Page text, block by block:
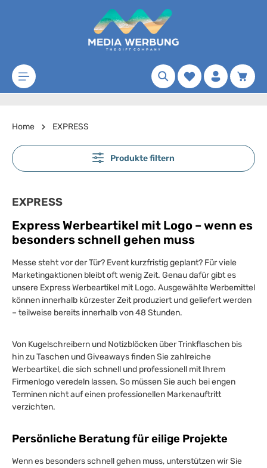
Zum Hauptinhalt springen
Merkzettel
Home EXPRESS
Produkte filtern
EXPRESS
Express Werbeartikel mit Logo – wenn es
besonders schnell gehen muss
Messe steht vor der Tür? Event kurzfristig geplant? Für viele
Marketingaktionen bleibt oft wenig Zeit. Genau dafür gibt es
unsere Express Werbeartikel mit Logo. Ausgewählte Werbemittel
können innerhalb kürzester Zeit produziert und geliefert werden
– teilweise bereits innerhalb von 48 Stunden.
Von Kugelschreibern und Notizblöcken über Trinkflaschen bis
hin zu Taschen und Giveaways finden Sie zahlreiche
Werbeartikel, die sich schnell und professionell mit Ihrem
Firmenlogo veredeln lassen. So müssen Sie auch bei engen
Terminen nicht auf einen professionellen Markenauftritt
verzichten.
Persönliche Beratung für eilige Projekte
Wenn es besonders schnell gehen muss, unterstützen wir Sie